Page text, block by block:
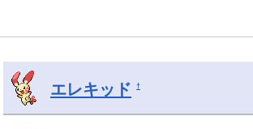
エレキッド †